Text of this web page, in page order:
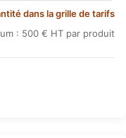
dans la grille de tarifs
: 500 € HT par produit